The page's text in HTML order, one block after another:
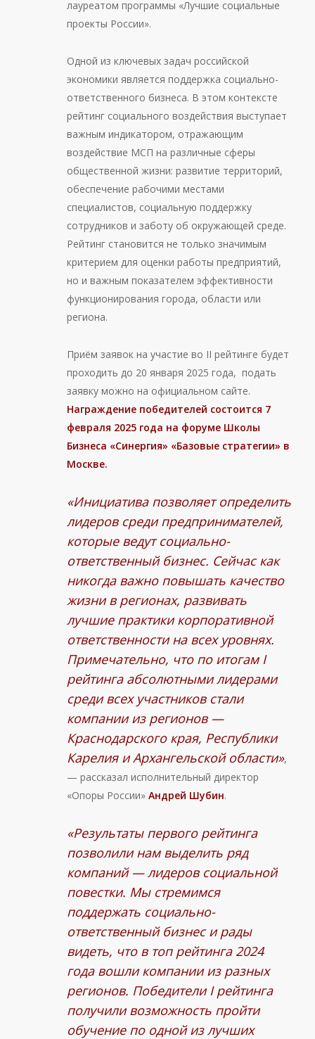
лауреатом программы «Лучшие социальные
проекты России».
Одной из ключевых задач российской
экономики является поддержка социально-
ответственного бизнеса. В этом контексте
рейтинг социального воздействия выступает
важным индикатором, отражающим
воздействие МСП на различные сферы
общественной жизни: развитие территорий,
обеспечение рабочими местами
специалистов, социальную поддержку
сотрудников и заботу об окружающей среде.
Рейтинг становится не только значимым
критерием для оценки работы предприятий,
но и важным показателем эффективности
функционирования города, области или
региона.
Приём заявок на участие во II рейтинге будет
проходить до 20 января 2025 года, подать
заявку можно на официальном сайте.
Награждение победителей состоится 7
февраля 2025 года на форуме Школы
Бизнеса «Синергия» «Базовые стратегии» в
Москве.
«Инициатива позволяет определить
лидеров среди предпринимателей,
которые ведут социально-
ответственный бизнес. Сейчас как
никогда важно повышать качество
жизни в регионах, развивать
лучшие практики корпоративной
ответственности на всех уровнях.
Примечательно, что по итогам I
рейтинга абсолютными лидерами
среди всех участников стали
компании из регионов —
Краснодарского края, Республики
Карелия и Архангельской области»,
— рассказал исполнительный директор
«Опоры России» Андрей Шубин.
«Результаты первого рейтинга
позволили нам выделить ряд
компаний — лидеров социальной
повестки. Мы стремимся
поддержать социально-
ответственный бизнес и рады
видеть, что в топ рейтинга 2024
года вошли компании из разных
регионов. Победители I рейтинга
получили возможность пройти
обучение по одной из лучших